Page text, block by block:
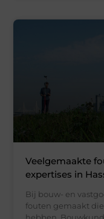
Veelgemaakte
expertises in
Bij bouw- en
fouten gemaakt